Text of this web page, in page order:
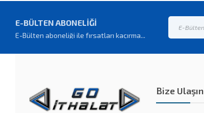
E-BÜLTEN ABONELİĞİ
E-Bülten aboneliği ile fırsatları kaçırma...
Bize Ulaşın